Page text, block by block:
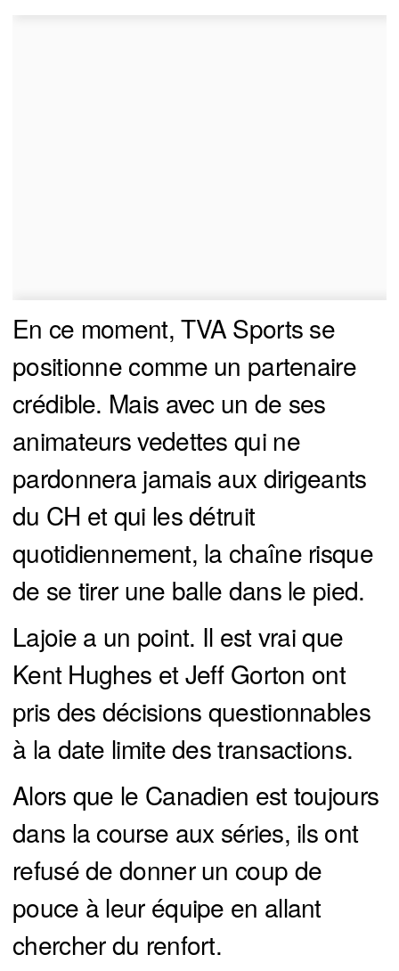
En ce moment, TVA Sports se
positionne comme un partenaire
crédible. Mais avec un de ses
animateurs vedettes qui ne
pardonnera jamais aux dirigeants
du CH et qui les détruit
quotidiennement, la chaîne risque
de se tirer une balle dans le pied.
Lajoie a un point. Il est vrai que
Kent Hughes et Jeff Gorton ont
pris des décisions questionnables
à la date limite des transactions.
Alors que le Canadien est toujours
dans la course aux séries, ils ont
refusé de donner un coup de
pouce à leur équipe en allant
chercher du renfort.